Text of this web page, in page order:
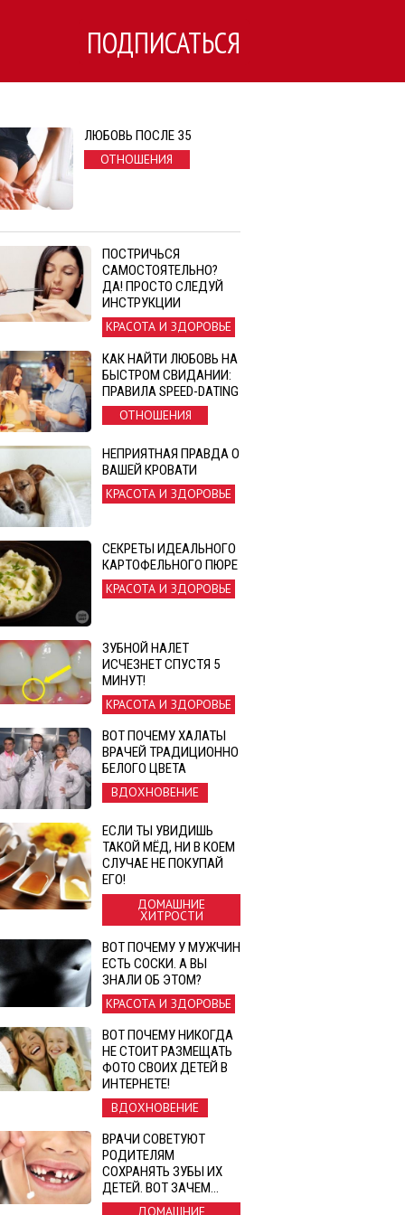
ПОДПИСАТЬСЯ
ЛЮБОВЬ ПОСЛЕ 35
ОТНОШЕНИЯ
ПОСТРИЧЬСЯ
САМОСТОЯТЕЛЬНО?
ДА! ПРОСТО СЛЕДУЙ
ИНСТРУКЦИИ
КРАСОТА И ЗДОРОВЬЕ
КАК НАЙТИ ЛЮБОВЬ НА
БЫСТРОМ СВИДАНИИ:
ПРАВИЛА SPEED-DATING
ОТНОШЕНИЯ
НЕПРИЯТНАЯ ПРАВДА О
ВАШЕЙ КРОВАТИ
КРАСОТА И ЗДОРОВЬЕ
СЕКРЕТЫ ИДЕАЛЬНОГО
КАРТОФЕЛЬНОГО ПЮРЕ
КРАСОТА И ЗДОРОВЬЕ
ЗУБНОЙ НАЛЕТ
ИСЧЕЗНЕТ СПУСТЯ 5
МИНУТ!
КРАСОТА И ЗДОРОВЬЕ
ВОТ ПОЧЕМУ ХАЛАТЫ
ВРАЧЕЙ ТРАДИЦИОННО
БЕЛОГО ЦВЕТА
ВДОХНОВЕНИЕ
ЕСЛИ ТЫ УВИДИШЬ
ТАКОЙ МЁД, НИ В КОЕМ
СЛУЧАЕ НЕ ПОКУПАЙ
ЕГО!
ДОМАШНИЕ
ХИТРОСТИ
ВОТ ПОЧЕМУ У МУЖЧИН
ЕСТЬ СОСКИ. А ВЫ
ЗНАЛИ ОБ ЭТОМ?
КРАСОТА И ЗДОРОВЬЕ
ВОТ ПОЧЕМУ НИКОГДА
НЕ СТОИТ РАЗМЕЩАТЬ
ФОТО СВОИХ ДЕТЕЙ В
ИНТЕРНЕТЕ!
ВДОХНОВЕНИЕ
ВРАЧИ СОВЕТУЮТ
РОДИТЕЛЯМ
СОХРАНЯТЬ ЗУБЫ ИХ
ДЕТЕЙ. ВОТ ЗАЧЕМ…
ДОМАШНИЕ